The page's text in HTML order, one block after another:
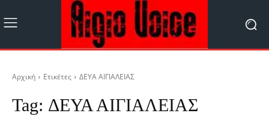
Αρχική Ετικέτες ΔΕΥΑ ΑΙΓΙΑΛΕΙΑΣ
Tag: ΔΕΥΑ ΑΙΓΙΑΛΕΙΑΣ